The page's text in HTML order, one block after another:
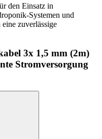
den Einsatz in
Systemen und
zuverlässige
3x 1,5 mm (2m)
Stromversorgung